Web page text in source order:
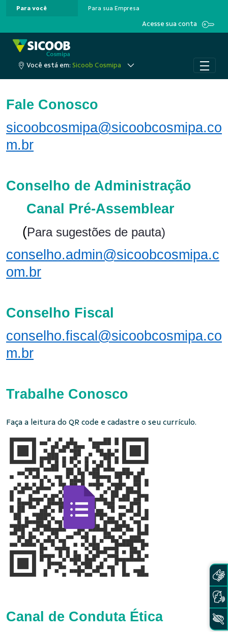
Pular para o Conteúdo principal
Para você Para sua Empresa
Acesse sua conta
Você está em: Sicoob Cosmipa
Fale Conosco
sicoobcosmipa@sicoobcosmipa.co
m.br
Conselho de Administração
Canal Pré-Assemblear
(Para sugestões de pauta)
conselho.admin@sicoobcosmipa.c
om.br
Conselho Fiscal
conselho.fiscal@sicoobcosmipa.co
m.br
Trabalhe Conosco
Faça a leitura do QR code e cadastre o seu currículo.
Canal de Conduta Ética